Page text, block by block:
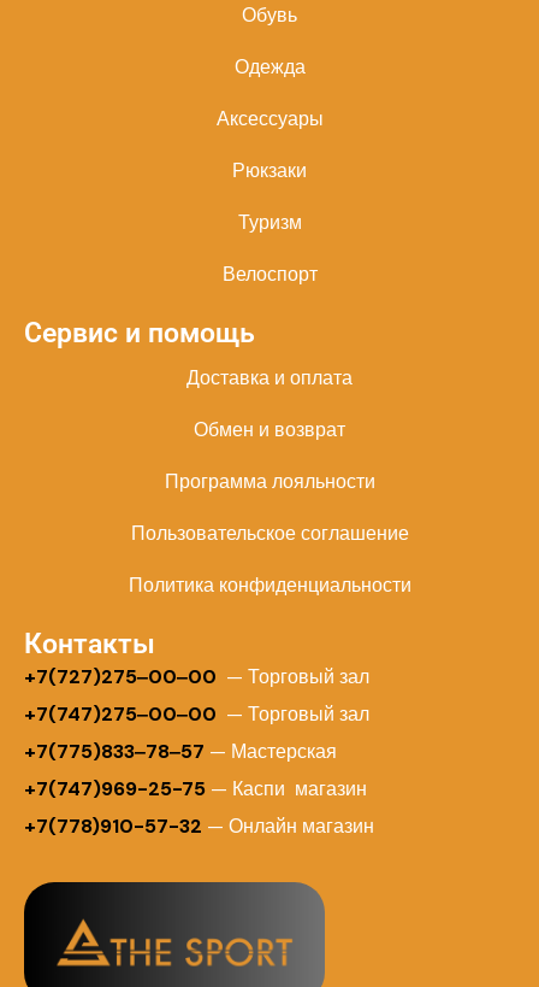
Обувь
Одежда
Аксессуары
Рюкзаки
Туризм
Велоспорт
Сервис и помощь
Доставка и оплата
Обмен и возврат
Программа лояльности
Пользовательское соглашение
Политика конфиденциальности
Контакты
+7(727)275‒00‒00 — Торговый зал
+7(747)275‒00‒00 — Торговый зал
+7(775)833‒78‒57 — Мастерская
+7(747)969-25-75 — Каспи магазин
+7(778)910-57-32 — Онлайн магазин